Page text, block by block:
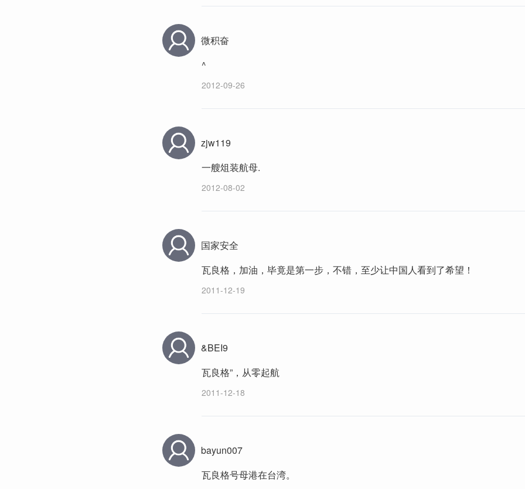
微积奋
^
2012-09-26
zjw119
一艘俎装航母.
2012-08-02
国家安全
瓦良格，加油，毕竟是第一步，不错，至少让中国人看到了希望！
2011-12-19
&BEI9
瓦良格”，从零起航
2011-12-18
bayun007
瓦良格号母港在台湾。